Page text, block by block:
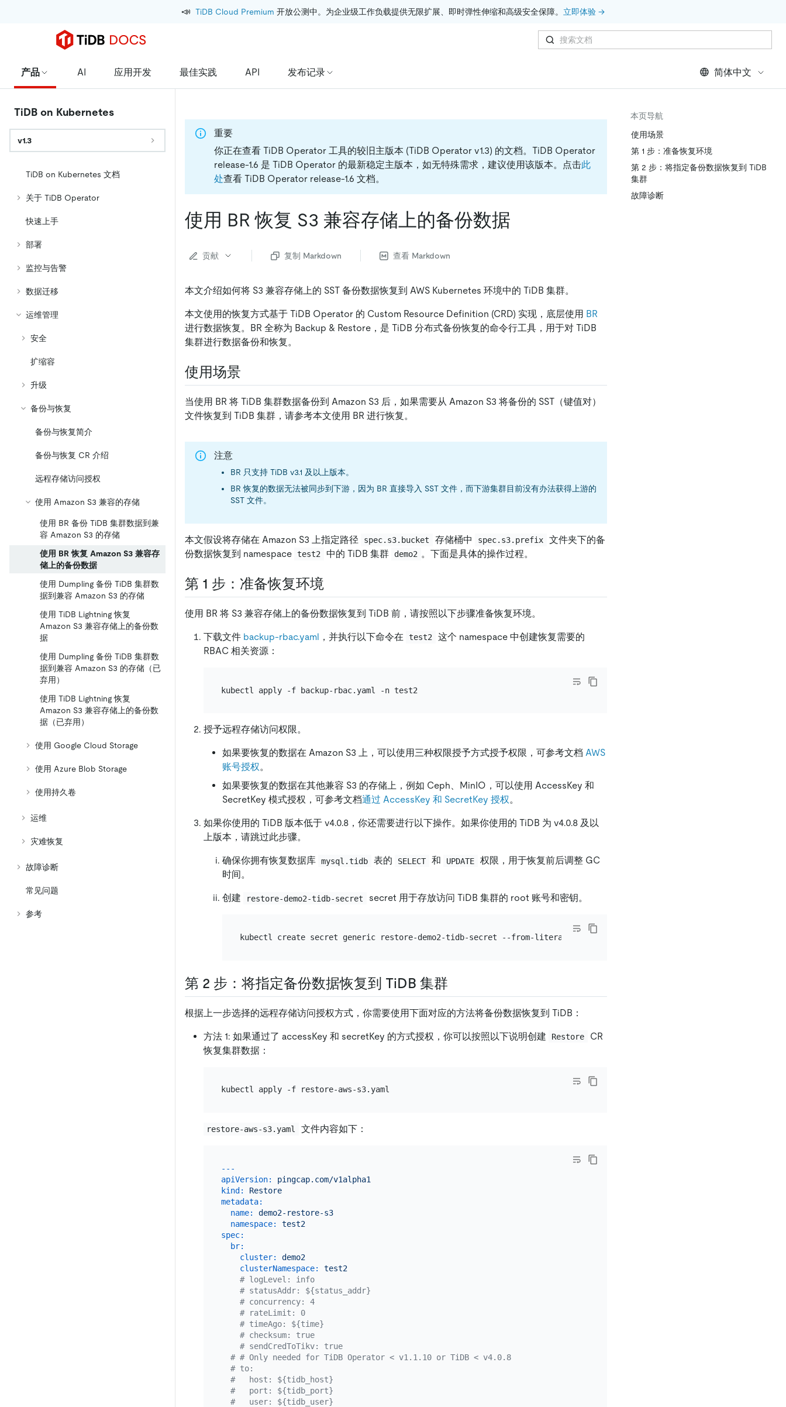
📣 TiDB Cloud Premium 开放公测中。为企业级工作负载提供无限扩展、即时弹性伸缩和高级安全保障。 立即体验 →
产品 AI 应用开发 最佳实践 API 发布记录 简体中文
TiDB on Kubernetes
v1.3
TiDB on Kubernetes 文档
关于 TiDB Operator
快速上手
部署
监控与告警
数据迁移
运维管理
安全
扩缩容
升级
备份与恢复
备份与恢复简介
备份与恢复 CR 介绍
远程存储访问授权
使用 Amazon S3 兼容的存储
使用 BR 备份 TiDB 集群数据到兼
容 Amazon S3 的存储
使用 BR 恢复 Amazon S3 兼容存
储上的备份数据
使用 Dumpling 备份 TiDB 集群数
据到兼容 Amazon S3 的存储
使用 TiDB Lightning 恢复
Amazon S3 兼容存储上的备份数
据
使用 Dumpling 备份 TiDB 集群数
据到兼容 Amazon S3 的存储（已
弃用）
使用 TiDB Lightning 恢复
Amazon S3 兼容存储上的备份数
据（已弃用）
使用 Google Cloud Storage
使用 Azure Blob Storage
使用持久卷
运维
灾难恢复
故障诊断
常见问题
参考
重要
你正在查看 TiDB Operator 工具的较旧主版本 (TiDB Operator v1.3) 的文档。 TiDB Operator
release-1.6 是 TiDB Operator 的最新稳定主版本，如无特殊需求，建议使用该版本。点击此
处查看 TiDB Operator release-1.6 文档。
使用 BR 恢复 S3 兼容存储上的备份数据
贡献 复制 Markdown 查看 Markdown
本文介绍如何将 S3 兼容存储上的 SST 备份数据恢复到 AWS Kubernetes 环境中的 TiDB 集群。
本文使用的恢复方式基于 TiDB Operator 的 Custom Resource Definition (CRD) 实现，底层使用 BR
进行数据恢复。BR 全称为 Backup & Restore，是 TiDB 分布式备份恢复的命令行工具，用于对 TiDB
集群进行数据备份和恢复。
使用场景
当使用 BR 将 TiDB 集群数据备份到 Amazon S3 后，如果需要从 Amazon S3 将备份的 SST（键值对）
文件恢复到 TiDB 集群，请参考本文使用 BR 进行恢复。
注意
BR 只支持 TiDB v3.1 及以上版本。
BR 恢复的数据无法被同步到下游，因为 BR 直接导入 SST 文件，而下游集群目前没有办法获得上游的
SST 文件。
本文假设将存储在 Amazon S3 上指定路径 spec.s3.bucket 存储桶中 spec.s3.prefix
文件夹下的备
份数据恢复到 namespace test2 中的 TiDB 集群 demo2 。下面是具体的操作过程。
第 1 步：准备恢复环境
使用 BR 将 S3 兼容存储上的备份数据恢复到 TiDB 前，请按照以下步骤准备恢复环境。
下载文件 backup-rbac.yaml ，并执行以下命令在 test2
这个 namespace 中创建恢复需要的
RBAC 相关资源：
授予远程存储访问权限。
如果要恢复的数据在 Amazon S3 上，可以使用三种权限授予方式授予权限，可参考文档 AWS
账号授权。
如果要恢复的数据在其他兼容 S3 的存储上，例如 Ceph、MinIO，可以使用 AccessKey 和
SecretKey 模式授权，可参考文档通过 AccessKey 和 SecretKey 授权。
如果你使用的 TiDB 版本低于 v4.0.8，你还需要进行以下操作。如果你使用的 TiDB 为 v4.0.8 及以
上版本，请跳过此步骤。
确保你拥有恢复数据库 mysql.tidb 表的 SELECT 和 UPDATE
权限，用于恢复前后调整 GC
时间。
创建 restore-demo2-tidb-secret secret 用于存放访问 TiDB 集群的 root 账号和密钥。
kubectl create secret generic restore-demo2-tidb-secret --from-literal=password=
第 2 步：将指定备份数据恢复到 TiDB 集群
根据上一步选择的远程存储访问授权方式，你需要使用下面对应的方法将备份数据恢复到 TiDB：
方法 1: 如果通过了 accessKey 和 secretKey 的方式授权，你可以按照以下说明创建 Restore
CR
恢复集群数据：
restore-aws-s3.yaml 文件内容如下：
---
apiVersion:
pingcap.com/v1alpha1
kind:
Restore
metadata:
name:
demo2-restore-s3
namespace:
test2
spec:
br:
cluster:
demo2
clusterNamespace:
test2
# logLevel: info
# statusAddr: ${status_addr}
# concurrency: 4
# rateLimit: 0
# timeAgo: ${time}
# checksum: true
# sendCredToTikv: true
# # Only needed for TiDB Operator < v1.1.10 or TiDB < v4.0.8
# to:
#   host: ${tidb_host}
#   port: ${tidb_port}
#   user: ${tidb_user}
本页导航
使用场景
第 1 步：准备恢复环境
第 2 步：将指定备份数据恢复到 TiDB
集群
故障诊断